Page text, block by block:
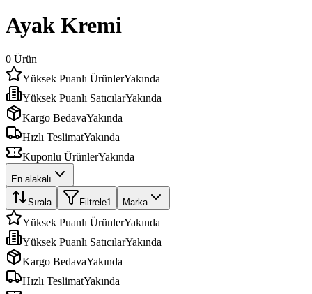
Ayak Kremi
0 Ürün
Yüksek Puanlı ÜrünlerYakında
Yüksek Puanlı SatıcılarYakında
Kargo BedavaYakında
Hızlı TeslimatYakında
Kuponlu ÜrünlerYakında
En alakalı
Sırala Filtrele1 Marka
Yüksek Puanlı ÜrünlerYakında
Yüksek Puanlı SatıcılarYakında
Kargo BedavaYakında
Hızlı TeslimatYakında